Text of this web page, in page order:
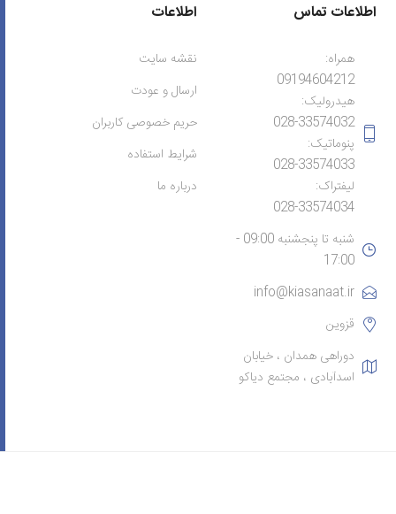
اطلاعات تماس
همراه:
09194604212
هیدرولیک:
028-33574032
پنوماتیک:
028-33574033
لیفتراک:
028-33574034
شنبه تا پنجشنبه 09:00 -
17:00
info@kiasanaat.ir
قزوین
دوراهی همدان ، خیابان
اسدآبادی ، مجتمع دیاکو
اطلاعات
نقشه سایت
ارسال و عودت
حریم خصوصی کاربران
شرایط استفاده
درباره ما